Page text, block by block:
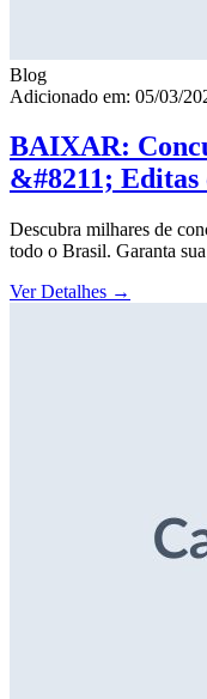
Blog
Adicionado em: 05/03/
BAIXAR:
&#8211;
Descubra milhares de
todo o Brasil. Garanta
Ver Detalhes →